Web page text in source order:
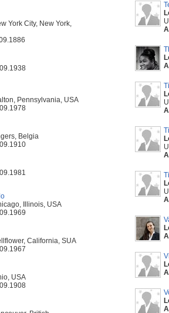
York City, New York,
Pennsylvania, USA
Belgia
Illinois, USA
California, SUA
USA